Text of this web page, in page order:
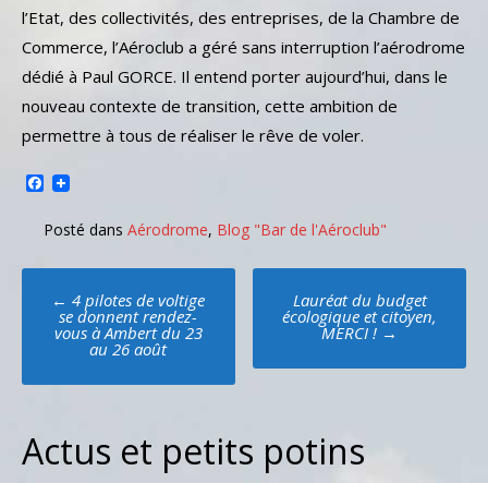
l’Etat, des collectivités, des entreprises, de la Chambre de
Commerce, l’Aéroclub a géré sans interruption l’aérodrome
dédié à Paul GORCE. Il entend porter aujourd’hui, dans le
nouveau contexte de transition, cette ambition de
permettre à tous de réaliser le rêve de voler.
Facebook
Posté dans Aérodrome, Blog "Bar de l'Aéroclub"
Poste
navigation
← 4 pilotes de voltige
se donnent rendez-
vous à Ambert du 23
au 26 août
Lauréat du budget
écologique et citoyen,
MERCI ! →
Actus et petits potins